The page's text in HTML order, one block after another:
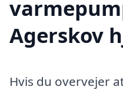
Agerskov
Hvis du overvejer